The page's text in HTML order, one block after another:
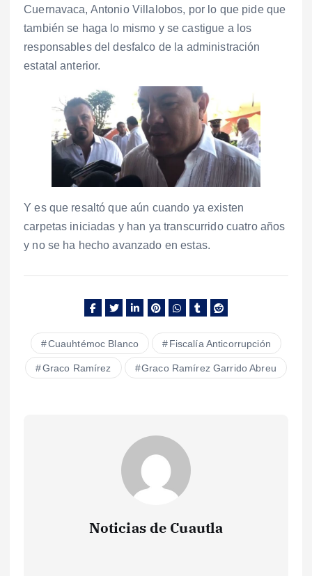
Cuernavaca, Antonio Villalobos, por lo que pide que
también se haga lo mismo y se castigue a los
responsables del desfalco de la administración
estatal anterior.
Y es que resaltó que aún cuando ya existen
carpetas iniciadas y han ya transcurrido cuatro años
y no se ha hecho avanzado en estas.
Cuauhtémoc Blanco Fiscalía Anticorrupción
Graco Ramírez Graco Ramírez Garrido Abreu
Noticias de Cuautla